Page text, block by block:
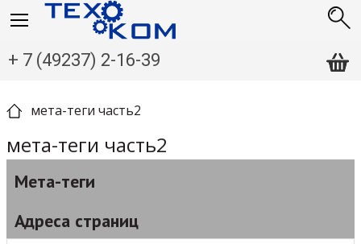
+ 7 (49237) 2-16-39
мета-теги часть2
мета-теги часть2
Мета-теги
Адреса страниц